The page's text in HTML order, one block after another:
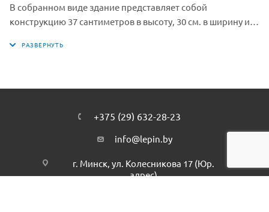
В собранном виде здание представляет собой
конструкцию 37 сантиметров в высоту, 30 см. в ширину и
минифигурок. Юные студенты младших курсов - Гарри
Хагрид и директор школы Альбус Дамблдор. И еще один
из обитателей замка - Приведение по имени Почти
Также к этому лего-набору прилагаются крошечные
фигурки почтовой полярной совы Букли, домашней
+375 (29) 632-28-23
info@lepin.by
г. Минск, ул. Колесникова 17 (Юр.
адрес)